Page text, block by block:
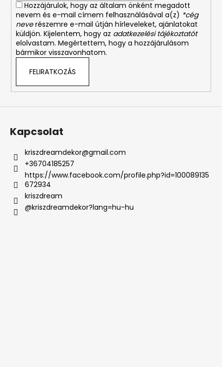
Hozzájárulok, hogy az általam önként megadott
nevem és e-mail címem felhasználásával a(z) *cég
neverészemre e-mail útján hírleveleket, ajánlatokat
küldjön. Kijelentem, hogy az adatkezelési tájékoztatót
elolvastam. Megértettem, hogy a hozzájárulásom
bármikor visszavonhatom.
FELIRATKOZÁS
Kapcsolat
kriszdreamdekor@gmail.com
+36704185257
https://www.facebook.com/profile.php?id=100089135
672934
kriszdream
@kriszdreamdekor?lang=hu-hu